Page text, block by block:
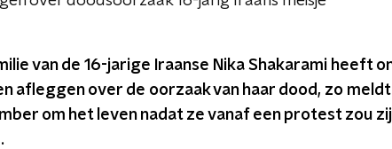
van de 16-jarige Iraanse Nika Shakarami heeft
afleggen over de oorzaak van haar dood, zo meldt
om het leven nadat ze vanaf een protest zou